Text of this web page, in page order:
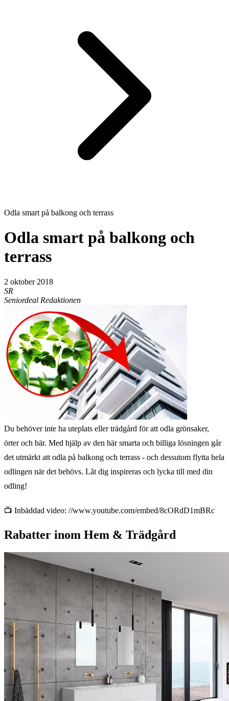
Odla smart på balkong och terrass
Odla smart på balkong och
terrass
2 oktober 2018
SR
Seniordeal Redaktionen
Du behöver inte ha uteplats eller trädgård för att odla grönsaker,
örter och bär. Med hjälp av den här smarta och billiga lösningen går
det utmärkt att odla på balkong och terrass - och dessutom flytta hela
odlingen när det behövs. Låt dig inspireras och lycka till med din
odling!
📺 Inbäddad video: //www.youtube.com/embed/8cORdD1mBRc
Rabatter inom Hem & Trädgård